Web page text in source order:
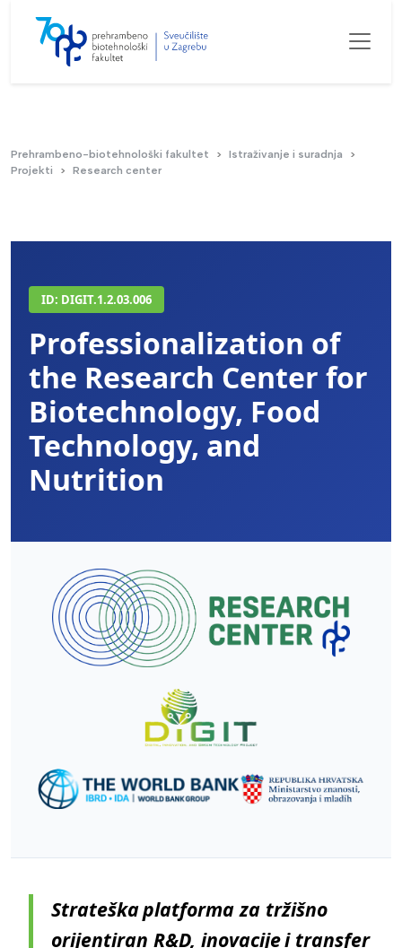
Prehrambeno-biotehnološki fakultet
Istraživanje i suradnja
Projekti
Research center
ID: DIGIT.1.2.03.006
Professionalization of
the Research Center for
Biotechnology, Food
Technology, and
Nutrition
Strateškaplatformaza tržišno
orijentiran R&D, inovacijeitransfer